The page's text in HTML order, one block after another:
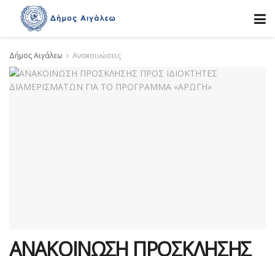
Δήμος Αιγάλεω Ανακοινώσεις
ΑΝΑΚΟΙΝΩΣΗ ΠΡΟΣΚΛΗΣΗΣ